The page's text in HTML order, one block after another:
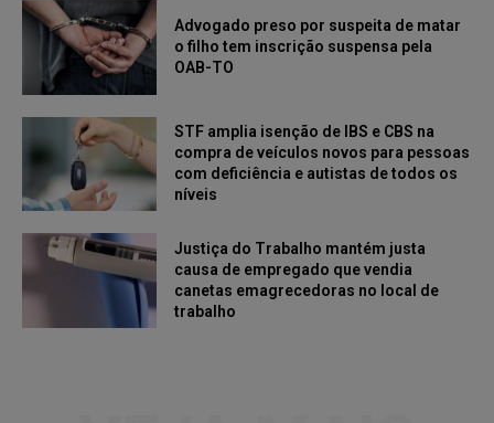
Advogado preso por suspeita de matar
o filho tem inscrição suspensa pela
OAB-TO
STF amplia isenção de IBS e CBS na
compra de veículos novos para pessoas
com deficiência e autistas de todos os
níveis
Justiça do Trabalho mantém justa
causa de empregado que vendia
canetas emagrecedoras no local de
trabalho